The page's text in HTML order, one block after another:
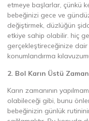
etmeye başlarlar, çünkü
bebeğinizi gece ve
değiştirmek, düzlüğün
etkiye sahip olabilir. hiç
gerçekleştireceğinize
konumlandırma
2. Bol Karın Üstü
Karın zamanının
olabileceği gibi, bunu
bebeğinizin günlük